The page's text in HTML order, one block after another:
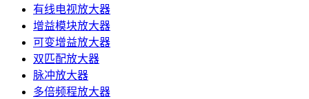
有线电视放大器
增益模块放大器
可变增益放大器
双匹配放大器
脉冲放大器
多倍频程放大器